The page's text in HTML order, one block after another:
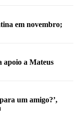
em novembro;
apoio a Mateus
um amigo?’,